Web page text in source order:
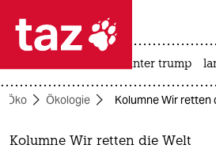
 taz zahl ich
taz zahl ich
themen
usa unter trump
Öko Ökologie Kolumne Wir retten
Kolumne Wir retten die Welt